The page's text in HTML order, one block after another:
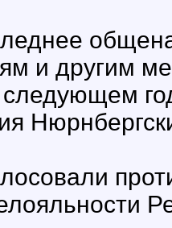
и другим
следующем